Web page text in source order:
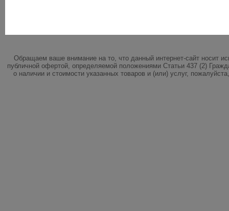
Обращаем ваше внимание на то, что данный интернет-сайт носит
публичной офертой, определяемой положениями Статьи 437 (2)
о наличии и стоимости указанных товаров и (или) услуг,